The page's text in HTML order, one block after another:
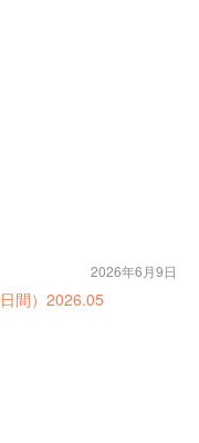
間）2026.05
2026年6月9日